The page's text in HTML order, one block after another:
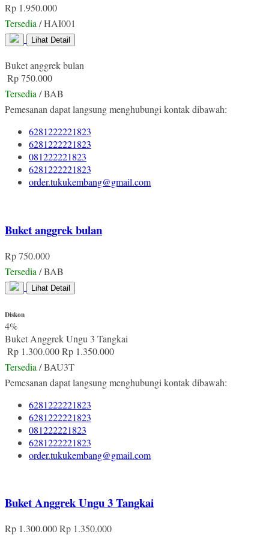
Rp 1.950.000
Tersedia / HAI001
Lihat Detail
Buket anggrek bulan
Rp 750.000
Tersedia / BAB
Pemesanan dapat langsung menghubungi kontak dibawah:
6281222221823
6281222221823
081222221823
6281222221823
order.tukukembang@gmail.com
Buket anggrek bulan
Rp 750.000
Tersedia / BAB
Lihat Detail
Diskon
4%
Buket Anggrek Ungu 3 Tangkai
Rp 1.300.000Rp 1.350.000
Tersedia / BAU3T
Pemesanan dapat langsung menghubungi kontak dibawah:
6281222221823
6281222221823
081222221823
6281222221823
order.tukukembang@gmail.com
Buket Anggrek Ungu 3 Tangkai
Rp 1.300.000Rp 1.350.000